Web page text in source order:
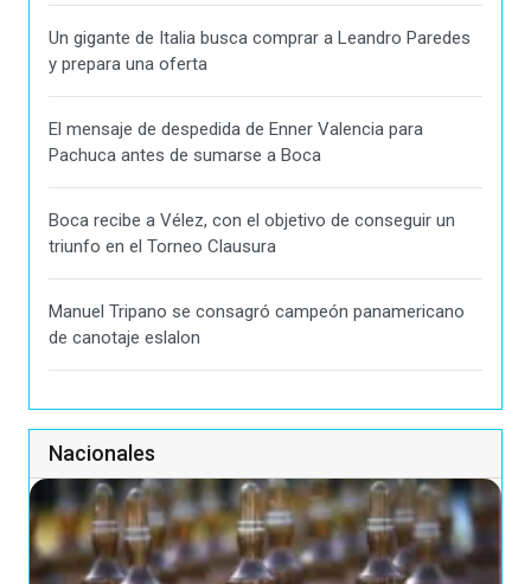
Un gigante de Italia busca comprar a Leandro Paredes
y prepara una oferta
El mensaje de despedida de Enner Valencia para
Pachuca antes de sumarse a Boca
Boca recibe a Vélez, con el objetivo de conseguir un
triunfo en el Torneo Clausura
Manuel Tripano se consagró campeón panamericano
de canotaje eslalon
Nacionales